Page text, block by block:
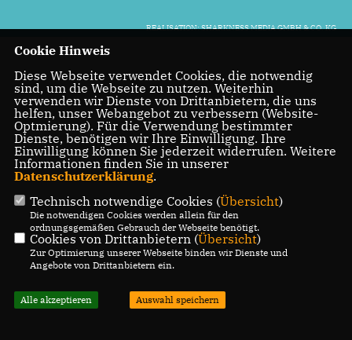
REALISATION: SHARKNESS MEDIA GMBH & CO. KG
Cookie Hinweis
Diese Webseite verwendet Cookies, die notwendig
sind, um die Webseite zu nutzen. Weiterhin
verwenden wir Dienste von Drittanbietern, die uns
helfen, unser Webangebot zu verbessern (Website-
Optmierung). Für die Verwendung bestimmter
Dienste, benötigen wir Ihre Einwilligung. Ihre
Einwilligung können Sie jederzeit widerrufen. Weitere
Informationen finden Sie in unserer
Datenschutzerklärung.
Technisch notwendige Cookies (Übersicht)
Die notwendigen Cookies werden allein für den
ordnungsgemäßen Gebrauch der Webseite benötigt.
Cookies von Drittanbietern (Übersicht)
Zur Optimierung unserer Webseite binden wir Dienste und
Angebote von Drittanbietern ein.
Alle akzeptieren Auswahl speichern